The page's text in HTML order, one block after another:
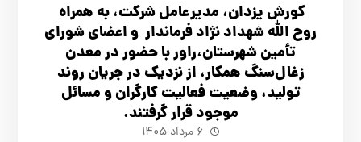
کورش یزدان، مدیرعامل شرکت، به همراه
روح الله شهداد نژاد فرماندار و اعضای شورای
تأ‌مین شهرستان،راور با حضور در معدن
زغال‌سنگ همکار، از نزدیک در جریان روند
تولید، وضعیت فعالیت کارگران و مسائل
موجود قرار گرفتند.
۶ مرداد ۱۴۰۵